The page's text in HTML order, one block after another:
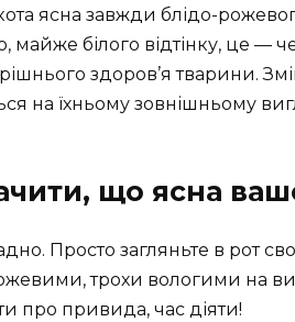
ясна завжди блідо-
майже білого відтінку, це
здоров’я тварини.
на їхньому зовнішньому
що ясна
Просто загляньте в рот
трохи вологими на
про привида, час діяти!